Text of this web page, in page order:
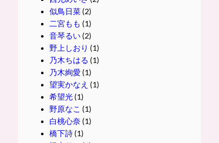
似鳥日菜(2)
二宮もも (1)
音琴るい (2)
野上しおり (1)
乃木ちはる (1)
乃木絢愛 (1)
望実かなえ (1)
希望光(1)
野原なこ (1)
白桃心奈 (1)
橋下詩(1)